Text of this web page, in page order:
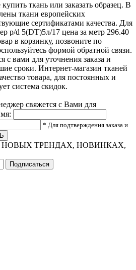
ткань или заказать образец. В
ткани европейских
сертификатами качества. Для
p/d 5(DT)5л/17 цена за метр 296.40
в корзинку, позвоните по
формой обратной связи.
вами для уточнения заказа и
сроки. Интернет-магазин тканей
товара, для постоянных и
система скидок.
свяжется с Вами для
* Для подтверждения заказа и
ТРЕНДАХ, НОВИНКАХ,